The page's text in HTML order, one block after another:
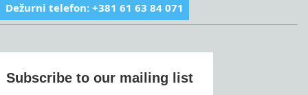
Dežurni telefon: +381 61 63 84 071
Subscribe to our mailing list